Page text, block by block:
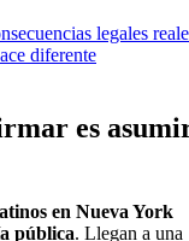
legales
diferente
es
en Nueva York
pública. Llegan a una